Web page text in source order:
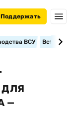
Поддержать
ВСУ
—